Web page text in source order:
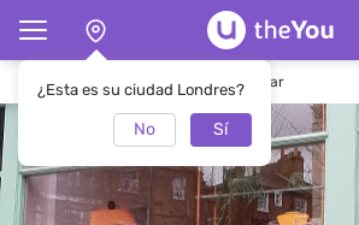
¿Esta es su ciudad Londres?
No Sí
Página de inicio SalónBlink Brow Bar